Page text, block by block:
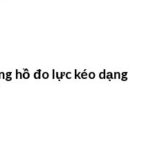
hồ đo lực kéo dạng